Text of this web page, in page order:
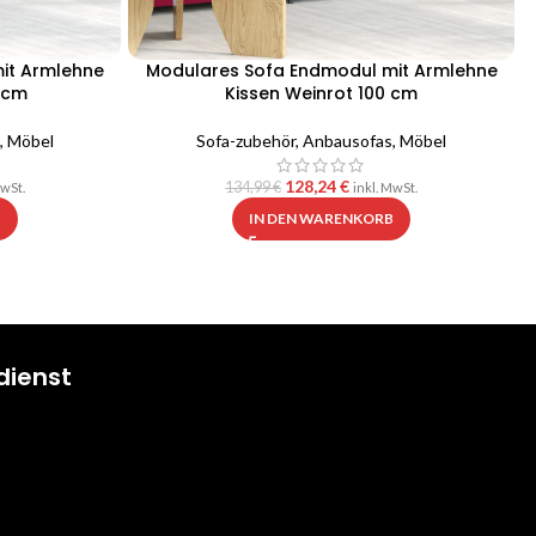
Armlehne
, Möbel
Modulares Sofa Endmodul mit Armlehne
Kissen Weinrot 100 cm
Sofa-zubehör,Anbausofas,Möbel
134,99€ 128,24€ inkl. MwSt.
IN DEN WARENKORB